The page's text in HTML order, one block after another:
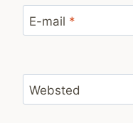
E-mail *
Websted